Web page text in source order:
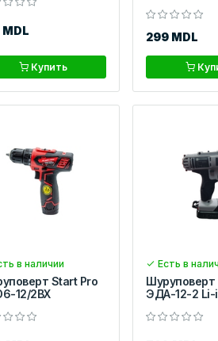
MDL
Купить
299 MDL
в наличии
Start Pro
12/2BX
Есть в
ЭДА-12-2 Li-